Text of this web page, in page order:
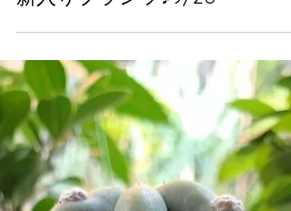
cottontail
2024年9月27日
新入りプランツ♪9/26